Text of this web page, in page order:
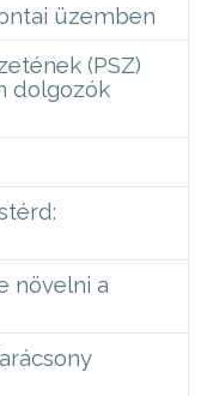
üzemben
(PSZ)
dolgozók
növelni a